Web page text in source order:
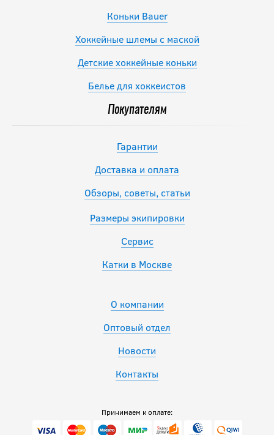
Коньки Bauer
Хоккейные шлемы с маской
Детские хоккейные коньки
Белье для хоккеистов
Покупателям
Гарантии
Доставка и оплата
Обзоры, советы, статьи
Размеры экипировки
Сервис
Катки в Москве
О компании
Оптовый отдел
Новости
Контакты
Принимаем к оплате: